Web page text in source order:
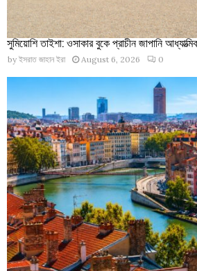
সুমিয়োশি তাইশা: ওসাকার বুকে প্রাচীন জাপানি
by ইসরাত জাহান ইরা August 6, 2026 0